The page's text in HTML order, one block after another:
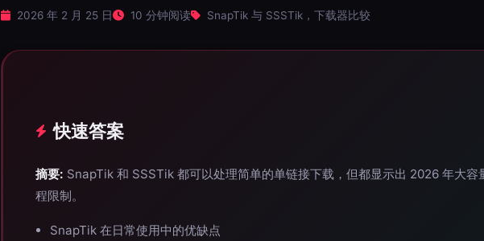
2026 年 2 月 25 日 10 分钟阅读 SnapTik 与 SSSTik，下载器比较
快速答案
摘要: SnapTik 和 SSSTik 都可以处理简单的单链接下载，但都显示出 2026 年大容
程限制。
SnapTik 在日常使用中的优缺点